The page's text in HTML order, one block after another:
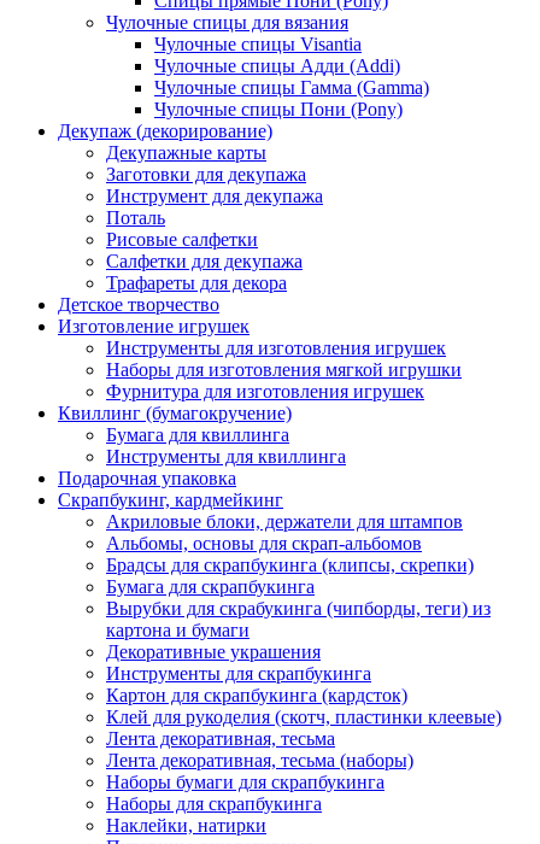
Чулочные спицы для вязания
Чулочные спицы Visantia
Чулочные спицы Адди (Addi)
Чулочные спицы Гамма (Gamma)
Чулочные спицы Пони (Pony)
Декупаж (декорирование)
Декупажные карты
Заготовки для декупажа
Инструмент для декупажа
Поталь
Рисовые салфетки
Салфетки для декупажа
Трафареты для декора
Детское творчество
Изготовление игрушек
Инструменты для изготовления игрушек
Наборы для изготовления мягкой игрушки
Фурнитура для изготовления игрушек
Квиллинг (бумагокручение)
Бумага для квиллинга
Инструменты для квиллинга
Подарочная упаковка
Скрапбукинг, кардмейкинг
Акриловые блоки, держатели для штампов
Альбомы, основы для скрап-альбомов
Брадсы для скрапбукинга (клипсы, скрепки)
Бумага для скрапбукинга
Вырубки для скрабукинга (чипборды, теги) из
картона и бумаги
Декоративные украшения
Инструменты для скрапбукинга
Картон для скрапбукинга (кардсток)
Клей для рукоделия (скотч, пластинки клеевые)
Лента декоративная, тесьма
Лента декоративная, тесьма (наборы)
Наборы бумаги для скрапбукинга
Наборы для скрапбукинга
Наклейки, натирки